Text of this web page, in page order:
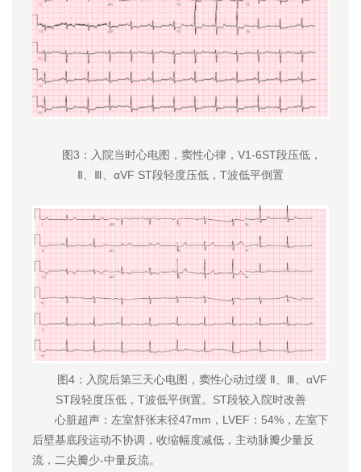
图3：入院当时心电图，窦性心律，V1-6ST段压低，
Ⅱ、Ⅲ、αVF ST段轻度压低，T波低平倒置
图4：入院后第三天心电图，窦性心动过缓 Ⅱ、Ⅲ、αVF
ST段轻度压低，T波低平倒置。ST段较入院时改善
心脏超声：左室舒张末径47mm，LVEF：54%，左室下
后壁基底段运动不协调，收缩幅度减低，主动脉瓣少量反
流，二尖瓣少-中量反流。